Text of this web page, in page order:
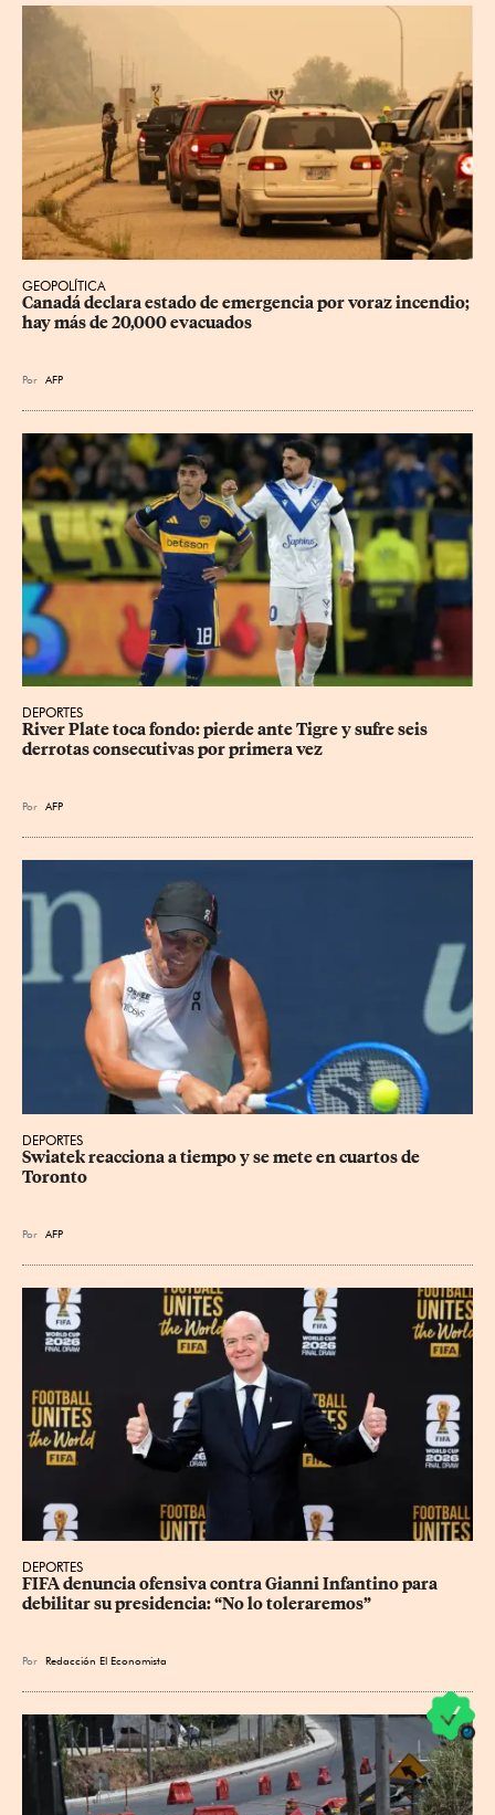
GEOPOLÍTICA
Canadá declara estado de emergencia por voraz incendio;
hay más de 20,000 evacuados
Por AFP
DEPORTES
River Plate toca fondo: pierde ante Tigre y sufre seis
derrotas consecutivas por primera vez
Por AFP
DEPORTES
Swiatek reacciona a tiempo y se mete en cuartos de
Toronto
Por AFP
DEPORTES
FIFA denuncia ofensiva contra Gianni Infantino para
debilitar su presidencia: “No lo toleraremos”
Por Redacción El Economista